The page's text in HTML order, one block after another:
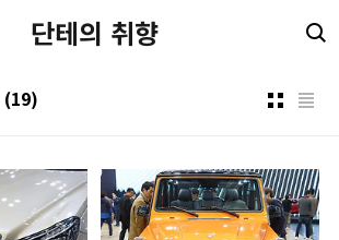
단테의 취향
(19)